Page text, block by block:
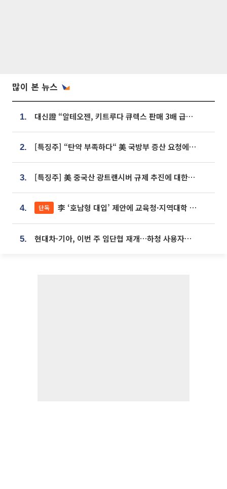
많이 본 뉴스
1. 대신證 “알테오젠, 키트루다 큐렉스 판매 3배 급증…목표가 41만원 상향”
2. [특징주] “탄약 부족하다“ 美 국방부 증산 요청에⋯국내 방산주 급등세
3. [특징주] 美 중국산 광트랜시버 규제 추진에 대한광통신 등 광통신株 강세
4. 단독 李 ‘호남형 대입’ 제안에 교육청·지역대학 서·논술형 입시 연계 '착수'
5. 현대차·기아, 이번 주 임단협 재개…하청 사용자성 재심도 ‘변수’